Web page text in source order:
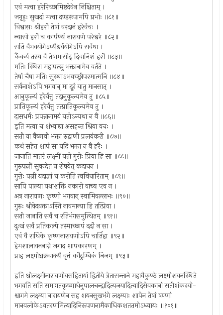
एवं मत्वा हरेरिच्छामिष्टदेवेन निश्चिताम् ।
जगृहुः सुखदां मत्वा दण्डरूपामपि प्रभोः ॥८१॥
विश्वासः श्रीहरौ तेषां वरदानं हरेर्वचः ।
न्यासो हरौ च कार्पण्यं नारायणे परेश्वरे ॥८२॥
सति वैभवयोगेऽप्यैश्वर्ययोगेऽपि सर्वथा ।
कैंकर्यं तस्य वै तेषामासीद् दिवानिशं हरौ ॥ट३॥
मतिः स्थिरा महापत्सु भक्तानामेव वर्तते ।
तेषां चैषा मतिः सुस्थाऽभवच्छ्रीपरमात्मनि ॥८४॥
सर्वनाशेऽपि भगवान् मा दूरं यातु मानसात् ।
आनुकूल्यं हरेर्यत्तु तदानुकूल्यमेव तु ॥८५॥
प्रातिकूल्यं हरेर्यत्तु तत्प्रातिकूल्यमेव तु ।
दासधर्मः प्रपन्नानामयं यतोऽन्यथा न वै ॥८६॥
इति मत्वा च शंभ्वाद्या असहन्त श्रिया वचः ।
सती या वैष्णवी भक्ता रुद्राणी प्रलयंकरी ॥८७॥
कथं सहेत शापं सा यदि भक्ता न वै हरैः ।
जानाति मातरं लक्ष्मीं यतो गुरोः प्रिया हि सा ॥८८॥
गुरुपत्नीं सुवन्देत न रोषयेत् कदाचन ।
गुरोः पत्नी यदाज्ञां च करोति त्वविचारिताम् ॥८९॥
सापि पाल्या यथाशक्ति नकारो वाच्य एव न ।
अत्र नारायणः कृष्णो भगवान् स्वामिवल्लभः ॥९०॥
गुरुः श्रीवेदवक्ताऽस्ति नावमान्या हि तत्प्रिया ।
सती जानाति सर्वं च रतिभंगसमुत्थितम् ॥९१॥
दुःखं सर्वं प्रतिकल्पे तस्माच्छापं ददौ न सा ।
एवं वै राधिके कृष्णनारायणोऽपि चार्तिहा ॥९२॥
हेमशालायननाम्ने जगाद शापकारणम् ।
प्राह लक्ष्मीश्चक्रवाक्यै वृत्तं कौटुम्बिकं निजम् ॥९३॥
इति श्रीलक्ष्मीनारायणीयसहितायां द्वितीये त्रेतासन्ताने महावैकुण्ठे लक्ष्मीशयनस्थिते
भगवति सति समागतकृष्णाधेनुपालचन्द्रादित्यजयादित्यादिसेवकानां सतीशंकरयो-
श्चागमे लक्ष्म्या नारायणेन सह शयनसुखभंगे लक्ष्म्याः शापेन तेषां षण्णां
मानवलोकेऽवतरणमित्यादिनिरूपणनामैकाधिकशततमोऽध्यायः ॥१०१॥